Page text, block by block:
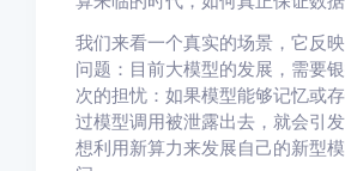
我们来看一个真实的场景，它反
问题：目前大模型的发展，需要
次的担忧：如果模型能够记忆或
过模型调用被泄露出去，就会引
想利用新算力来发展自己的新型